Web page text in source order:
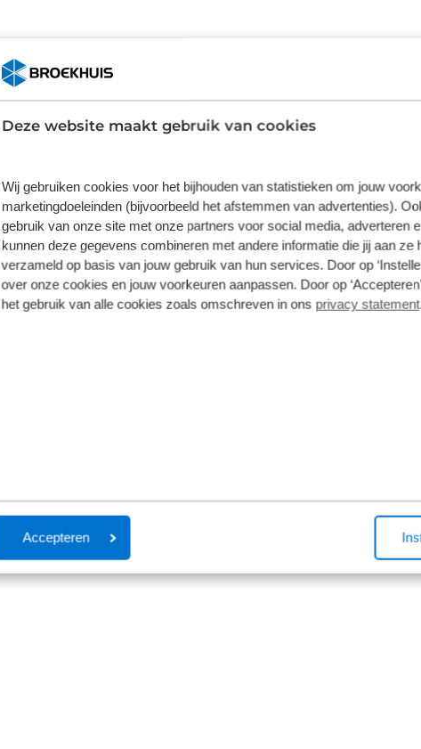
Deze website maakt gebruik van cookies
Wij gebruiken cookies voor het bijhouden van statistieken om jouw
marketingdoeleinden (bijvoorbeeld het afstemmen van advertenties).
gebruik van onze site met onze partners voor social media, adverteren
kunnen deze gegevens combineren met andere informatie die jij aan ze
verzameld op basis van jouw gebruik van hun services. Door op
over onze cookies en jouw voorkeuren aanpassen. Door op
het gebruik van alle cookies zoals omschreven in ons privacy statement.
Accepteren